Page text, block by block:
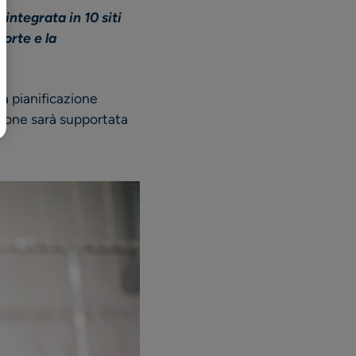
integrata in 10 siti
e la
pianificazione
sarà supportata